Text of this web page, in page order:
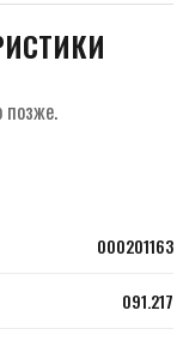
позже.
000201163
091.217